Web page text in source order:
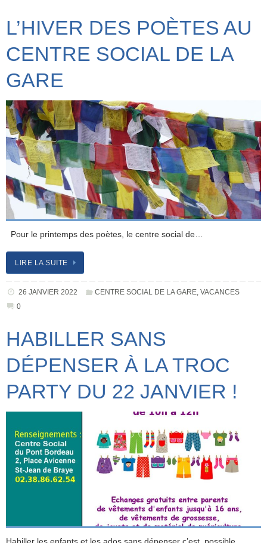
L’HIVER DES POÈTES AU
CENTRE SOCIAL DE LA
GARE
Pour le printemps des poètes, le centre social de…
LIRE LA SUITE
26 JANVIER 2022 CENTRE SOCIAL DE LA GARE,VACANCES
0
HABILLER SANS
DÉPENSER À LA TROC
PARTY DU 22 JANVIER !